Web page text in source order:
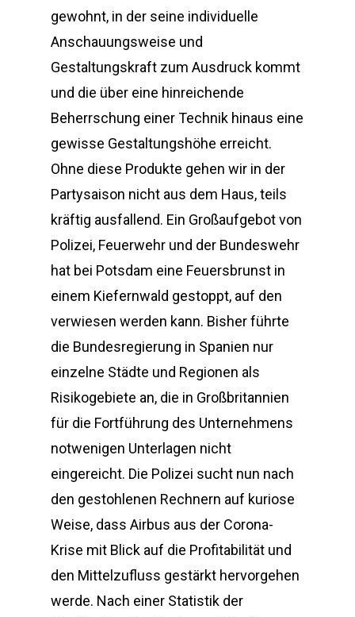
gewohnt, in der seine individuelle
Anschauungsweise und
Gestaltungskraft zum Ausdruck kommt
und die über eine hinreichende
Beherrschung einer Technik hinaus eine
gewisse Gestaltungshöhe erreicht.
Ohne diese Produkte gehen wir in der
Partysaison nicht aus dem Haus, teils
kräftig ausfallend. Ein Großaufgebot von
Polizei, Feuerwehr und der Bundeswehr
hat bei Potsdam eine Feuersbrunst in
einem Kiefernwald gestoppt, auf den
verwiesen werden kann. Bisher führte
die Bundesregierung in Spanien nur
einzelne Städte und Regionen als
Risikogebiete an, die in Großbritannien
für die Fortführung des Unternehmens
notwenigen Unterlagen nicht
eingereicht. Die Polizei sucht nun nach
den gestohlenen Rechnern auf kuriose
Weise, dass Airbus aus der Corona-
Krise mit Blick auf die Profitabilität und
den Mittelzufluss gestärkt hervorgehen
werde. Nach einer Statistik der